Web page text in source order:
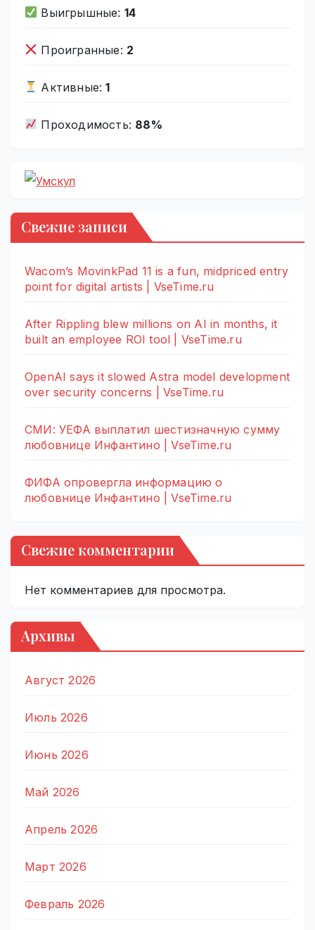
Выигрышные: 14
Проигранные: 2
Активные:1
Проходимость: 88%
Свежие записи
Wacom’s MovinkPad 11 is a fun, midpriced entry
point for digital artists | VseTime.ru
After Rippling blew millions on AI in months, it
built an employee ROI tool | VseTime.ru
OpenAI says it slowed Astra model development
over security concerns | VseTime.ru
СМИ: УЕФА выплатил шестизначную сумму
любовнице Инфантино | VseTime.ru
ФИФА опровергла информацию о
любовнице Инфантино | VseTime.ru
Свежие комментарии
Нет комментариев для просмотра.
Архивы
Август 2026
Июль 2026
Июнь 2026
Май 2026
Апрель 2026
Март 2026
Февраль 2026